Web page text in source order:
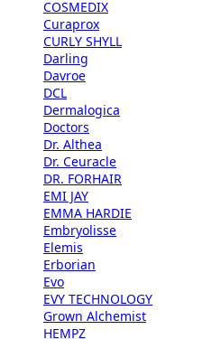
COSMEDIX
Curaprox
CURLY SHYLL
Darling
Davroe
DCL
Dermalogica
Doctors
Dr. Althea
Dr. Ceuracle
DR. FORHAIR
EMI JAY
EMMA HARDIE
Embryolisse
Elemis
Erborian
Evo
EVY TECHNOLOGY
Grown Alchemist
HEMPZ